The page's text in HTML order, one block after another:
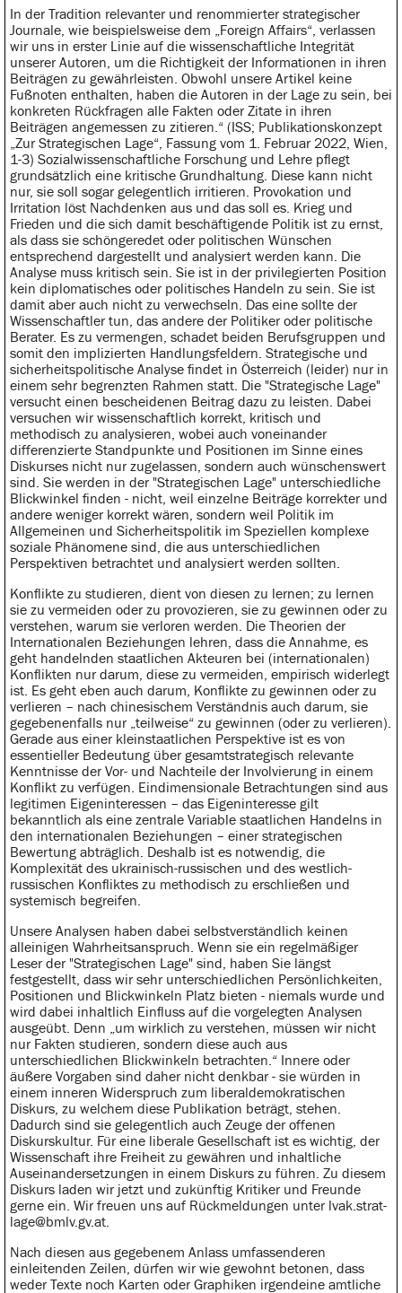
In der Tradition relevanter und renommierter strategischer
Journale, wie beispielsweise dem „Foreign Affairs“, verlassen
wir uns in erster Linie auf die wissenschaftliche Integrität
unserer Autoren, um die Richtigkeit der Informationen in ihren
Beiträgen zu gewährleisten. Obwohl unsere Artikel keine
Fußnoten enthalten, haben die Autoren in der Lage zu sein, bei
konkreten Rückfragen alle Fakten oder Zitate in ihren
Beiträgen angemessen zu zitieren.“ (ISS; Publikationskonzept
„Zur Strategischen Lage“, Fassung vom 1. Februar 2022, Wien,
1-3) Sozialwissenschaftliche Forschung und Lehre pflegt
grundsätzlich eine kritische Grundhaltung. Diese kann nicht
nur, sie soll sogar gelegentlich irritieren. Provokation und
Irritation löst Nachdenken aus und das soll es. Krieg und
Frieden und die sich damit beschäftigende Politik ist zu ernst,
als dass sie schöngeredet oder politischen Wünschen
entsprechend dargestellt und analysiert werden kann. Die
Analyse muss kritisch sein. Sie ist in der privilegierten Position
kein diplomatisches oder politisches Handeln zu sein. Sie ist
damit aber auch nicht zu verwechseln. Das eine sollte der
Wissenschaftler tun, das andere der Politiker oder politische
Berater. Es zu vermengen, schadet beiden Berufsgruppen und
somit den implizierten Handlungsfeldern. Strategische und
sicherheitspolitische Analyse findet in Österreich (leider) nur in
einem sehr begrenzten Rahmen statt. Die "Strategische Lage"
versucht einen bescheidenen Beitrag dazu zu leisten. Dabei
versuchen wir wissenschaftlich korrekt, kritisch und
methodisch zu analysieren, wobei auch voneinander
differenzierte Standpunkte und Positionen im Sinne eines
Diskurses nicht nur zugelassen, sondern auch wünschenswert
sind. Sie werden in der "Strategischen Lage" unterschiedliche
Blickwinkel finden - nicht, weil einzelne Beiträge korrekter und
andere weniger korrekt wären, sondern weil Politik im
Allgemeinen und Sicherheitspolitik im Speziellen komplexe
soziale Phänomene sind, die aus unterschiedlichen
Perspektiven betrachtet und analysiert werden sollten.
Konflikte zu studieren, dient von diesen zu lernen; zu lernen
sie zu vermeiden oder zu provozieren, sie zu gewinnen oder zu
verstehen, warum sie verloren werden. Die Theorien der
Internationalen Beziehungen lehren, dass die Annahme, es
geht handelnden staatlichen Akteuren bei (internationalen)
Konflikten nur darum, diese zu vermeiden, empirisch widerlegt
ist. Es geht eben auch darum, Konflikte zu gewinnen oder zu
verlieren – nach chinesischem Verständnis auch darum, sie
gegebenenfalls nur „teilweise“ zu gewinnen (oder zu verlieren).
Gerade aus einer kleinstaatlichen Perspektive ist es von
essentieller Bedeutung über gesamtstrategisch relevante
Kenntnisse der Vor- und Nachteile der Involvierung in einem
Konflikt zu verfügen. Eindimensionale Betrachtungen sind aus
legitimen Eigeninteressen – das Eigeninteresse gilt
bekanntlich als eine zentrale Variable staatlichen Handelns in
den internationalen Beziehungen – einer strategischen
Bewertung abträglich. Deshalb ist es notwendig, die
Komplexität des ukrainisch-russischen und des westlich-
russischen Konfliktes zu methodisch zu erschließen und
systemisch begreifen.
Unsere Analysen haben dabei selbstverständlich keinen
alleinigen Wahrheitsanspruch. Wenn sie ein regelmäßiger
Leser der "Strategischen Lage" sind, haben Sie längst
festgestellt, dass wir sehr unterschiedlichen Persönlichkeiten,
Positionen und Blickwinkeln Platz bieten - niemals wurde und
wird dabei inhaltlich Einfluss auf die vorgelegten Analysen
ausgeübt. Denn „um wirklich zu verstehen, müssen wir nicht
nur Fakten studieren, sondern diese auch aus
unterschiedlichen Blickwinkeln betrachten.“ Innere oder
äußere Vorgaben sind daher nicht denkbar - sie würden in
einem inneren Widerspruch zum liberaldemokratischen
Diskurs, zu welchem diese Publikation beträgt, stehen.
Dadurch sind sie gelegentlich auch Zeuge der offenen
Diskurskultur. Für eine liberale Gesellschaft ist es wichtig, der
Wissenschaft ihre Freiheit zu gewähren und inhaltliche
Auseinandersetzungen in einem Diskurs zu führen. Zu diesem
Diskurs laden wir jetzt und zukünftig Kritiker und Freunde
gerne ein. Wir freuen uns auf Rückmeldungen unter lvak.strat-
lage@bmlv.gv.at.
Nach diesen aus gegebenem Anlass umfassenderen
einleitenden Zeilen, dürfen wir wie gewohnt betonen, dass
weder Texte noch Karten oder Graphiken irgendeine amtliche